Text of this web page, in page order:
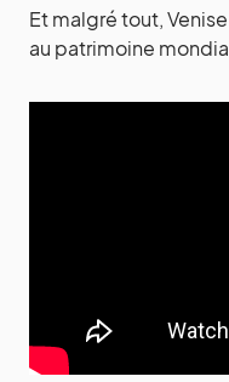
Et malgré tout,
au patrimoine